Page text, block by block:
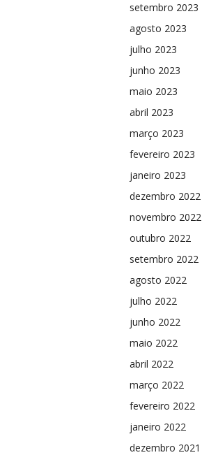
setembro 2023
agosto 2023
julho 2023
junho 2023
maio 2023
abril 2023
março 2023
fevereiro 2023
janeiro 2023
dezembro 2022
novembro 2022
outubro 2022
setembro 2022
agosto 2022
julho 2022
junho 2022
maio 2022
abril 2022
março 2022
fevereiro 2022
janeiro 2022
dezembro 2021